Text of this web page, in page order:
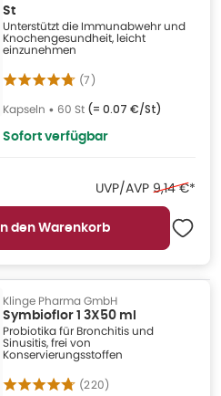
St
Unterstützt die Immunabwehr und
Knochengesundheit, leicht
einzunehmen
(7)
Kapseln • 60 St (= 0.07 €/St)
Sofort verfügbar
UVP/AVP 9,14 €*
In den Warenkorb
Klinge Pharma GmbH
Symbioflor 1 3X50 ml
Probiotika für Bronchitis und
Sinusitis, frei von
Konservierungsstoffen
(220)